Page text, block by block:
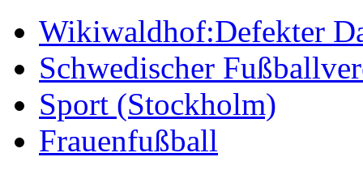
Wikiwaldhof:Defekter
Schwedischer
Sport (Stockholm)
Frauenfußball